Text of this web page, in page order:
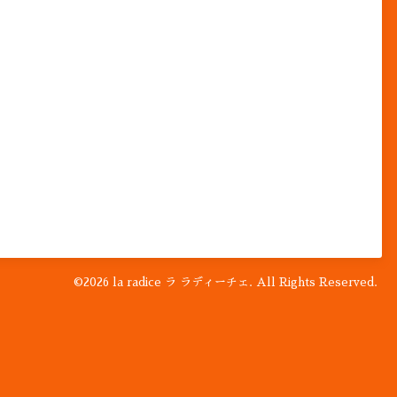
©2026 la radice ラ ラディーチェ . All Rights Reserved.